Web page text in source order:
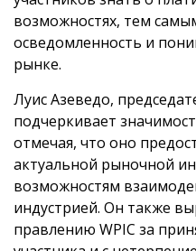
возможностях, тем
осведомленность и
рынке.
Луис Азеведо,
подчеркивает
отмечая, что оно
актуальной рыночной
возможностям
индустрией. Он также
правлению WPIC за